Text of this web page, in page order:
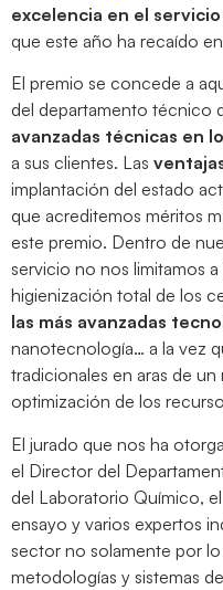
excelencia en el
que este año ha recaído
El premio se concede a
del departamento técnico
avanzadas técnicas en
a sus clientes. Las
implantación del estado
que acreditemos méritos
este premio. Dentro de
servicio no nos limitamos
higienización total de los
las más avanzadas
nanotecnología… a la vez
tradicionales en aras de
optimización de los
El jurado que nos ha
el Director del
del Laboratorio Químico,
ensayo y varios expertos
sector no solamente por
metodologías y sistemas